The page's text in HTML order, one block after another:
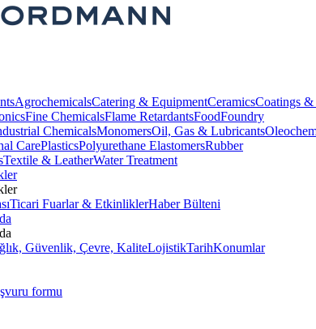
AgrochemicalsCatering & EquipmentCeramicsCoatings
Fine ChemicalsFlame RetardantsFoodFoundry
ChemicalsMonomersOil, Gas & Lubricants
CarePlasticsPolyurethane ElastomersRubber
Textile & LeatherWater Treatment
Ticari Fuarlar & EtkinliklerHaber Bülteni
Güvenlik, Çevre, KaliteLojistikTarihKonumlar
formu